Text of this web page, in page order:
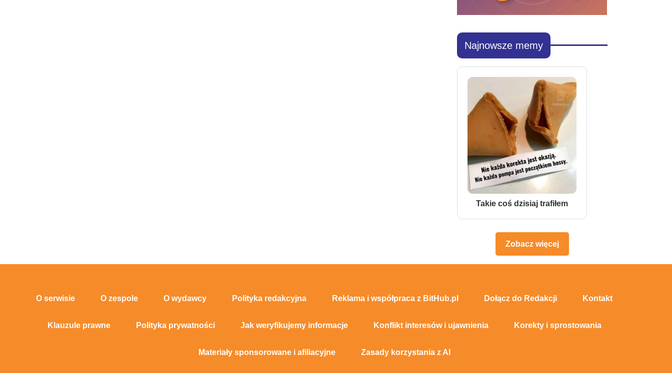
Najnowsze memy
Takie coś dzisiaj trafiłem
Zobacz więcej
O serwisie O zespole O wydawcy Polityka redakcyjna Reklama i współpraca z BitHub.pl Dołącz do Redakcji Kontakt
Klauzule prawne Polityka prywatności Jak weryfikujemy informacje Konflikt interesów i ujawnienia Korekty i sprostowania
Materiały sponsorowane i afiliacyjne Zasady korzystania z AI